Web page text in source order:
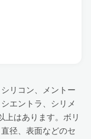
リコン、メントー
エントラ、シリメ
上はあります。ボリ
径、表面などのセ